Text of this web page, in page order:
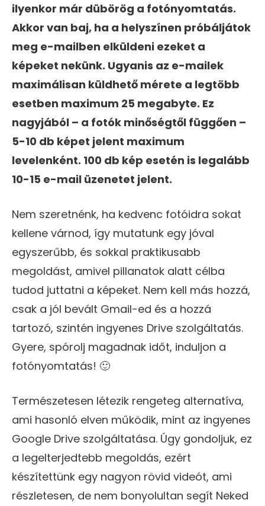
ilyenkor már dübörög a fotónyomtatás.
Akkor van baj, ha a helyszínen próbáljátok
meg e-mailben elküldeni ezeket a
képeket nekünk. Ugyanis az e-mailek
maximálisan küldhető mérete a legtöbb
esetben maximum 25 megabyte. Ez
nagyjából – a fotók minőségtől függően –
5-10 db képet jelent maximum
levelenként. 100 db kép esetén is legalább
10-15 e-mail üzenetet jelent.
Nem szeretnénk, ha kedvenc fotóidra sokat
kellene várnod, így mutatunk egy jóval
egyszerűbb, és sokkal praktikusabb
megoldást, amivel pillanatok alatt célba
tudod juttatni a képeket. Nem kell más hozzá,
csak a jól bevált Gmail-ed és a hozzá
tartozó, szintén ingyenes Drive szolgáltatás.
Gyere, spórolj magadnak időt, induljon a
fotónyomtatás! 🙂
Természetesen létezik rengeteg alternatíva,
ami hasonló elven működik, mint az ingyenes
Google Drive szolgáltatása. Úgy gondoljuk, ez
a legelterjedtebb megoldás, ezért
készítettünk egy nagyon rövid videót, ami
részletesen, de nem bonyolultan segít Neked